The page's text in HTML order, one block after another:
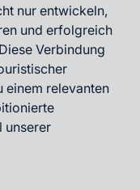
nur entwickeln,
und erfolgreich
Verbindung
einem relevanten
unserer